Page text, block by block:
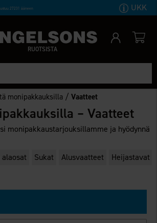
27231 ääneen UKK
RUOTSISTA
monipakkauksilla /Vaatteet
– Vaatteet
monipakkaustarjouksillamme ja hyödynnä
alaosat Sukat Alusvaatteet Heijastavat